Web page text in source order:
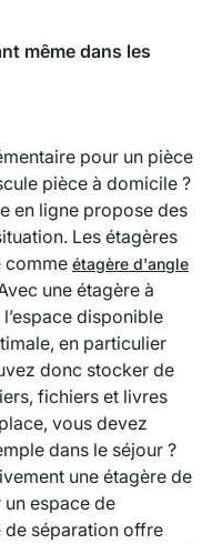
même dans les
pour un pièce
pièce à domicile ?
en ligne propose des
Les étagères
comme étagère d'angle
une étagère à
disponible
en particulier
donc stocker de
fichiers et livres
vous devez
dans le séjour ?
une étagère de
espace de
de séparation offre